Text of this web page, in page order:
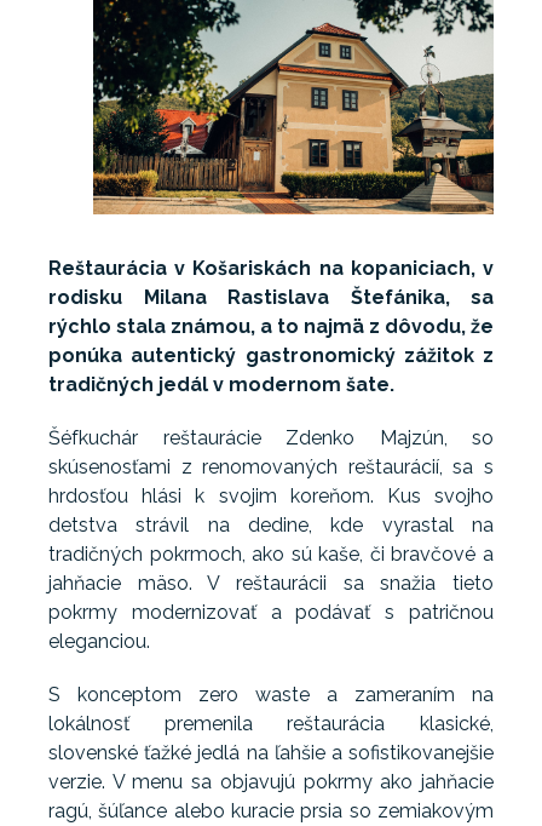
Reštaurácia v Košariskách na kopaniciach, v
rodisku Milana Rastislava Štefánika, sa
rýchlo stala známou, a to najmä z dôvodu, že
ponúka autentický gastronomický zážitok z
tradičných jedál v modernom šate.
Šéfkuchár reštaurácie Zdenko Majzún, so
skúsenosťami z renomovaných reštaurácií, sa s
hrdosťou hlási k svojim koreňom. Kus svojho
detstva strávil na dedine, kde vyrastal na
tradičných pokrmoch, ako sú kaše, či bravčové a
jahňacie mäso. V reštaurácii sa snažia tieto
pokrmy modernizovať a podávať s patričnou
eleganciou.
S konceptom zero waste a zameraním na
lokálnosť premenila reštaurácia klasické,
slovenské ťažké jedlá na ľahšie a sofistikovanejšie
verzie. V menu sa objavujú pokrmy ako jahňacie
ragú, šúľance alebo kuracie prsia so zemiakovým